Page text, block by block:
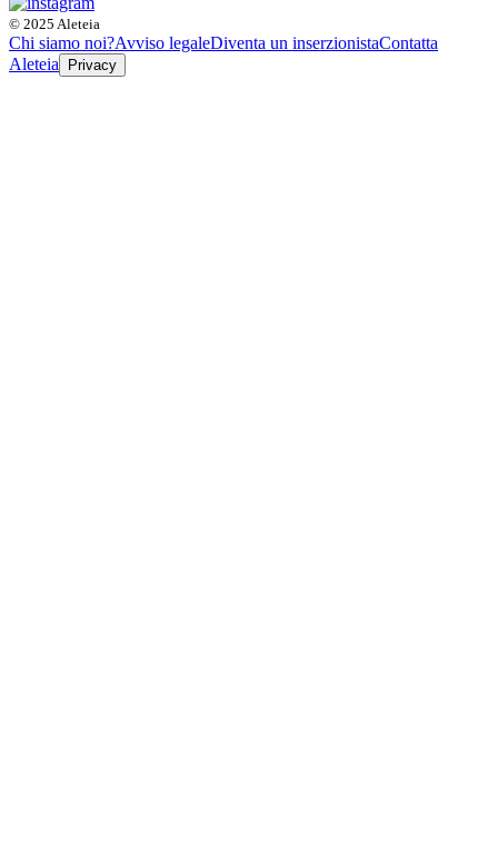
© 2025 Aleteia
Chi siamo noi?Avviso legaleDiventa un inserzionistaContatta
Aleteia
Privacy